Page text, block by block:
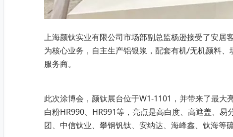
上海颜钛实业有限公司市场部副总监杨逊接受了安居
为核心业务，自主生产铝银浆，配套有机/无机颜料
服务商。
此次涂博会，颜钛展台位于W1-1101，并带来了最大
白粉HR990、HR991等，亮点是高白度、高遮盖、
团、中信钛业、攀钢钒钛、安纳达、海峰鑫、钛海等硫